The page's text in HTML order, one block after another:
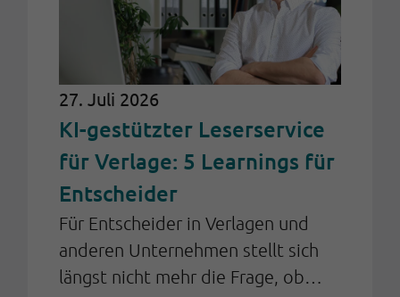
27. Juli 2026
KI-gestützter Leserservice
für Verlage: 5 Learnings für
Entscheider
Für Entscheider in Verlagen und
anderen Unternehmen stellt sich
längst nicht mehr die Frage, ob